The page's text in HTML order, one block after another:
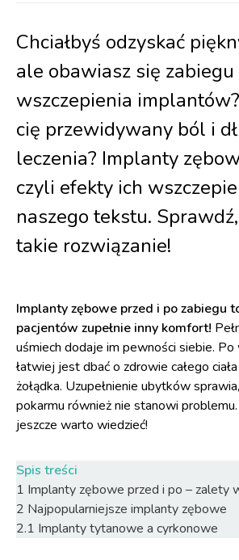
Chciałbyś odzyskać
ale obawiasz się zabiegu
wszczepienia
cię przewidywany ból i
leczenia? Implanty
czyli efekty ich
naszego tekstu.
takie rozwiązanie!
Implanty zębowe przed i po zabiegu
pacjentów zupełnie inny komfort!
uśmiech dodaje im pewności siebie. Po
łatwiej jest dbać o zdrowie całego ciała
żołądka. Uzupełnienie ubytków
pokarmu również nie stanowi
jeszcze warto wiedzieć!
Spis treści
1 Implanty zębowe przed i po – zalety
2 Najpopularniejsze implanty zębowe
2.1 Implanty tytanowe a cyrkonowe